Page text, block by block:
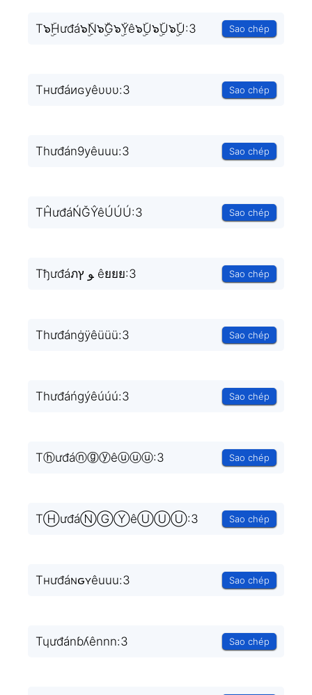
T๖ۣۜHưđá๖ۣۜN๖ۣۜG๖ۣۜYê๖ۣۜU๖ۣۜU๖ۣۜU:3 Sao chép
Tнưđáиɢуêυυυ:3 Sao chép
Thưđán9yêuuu:3 Sao chép
TĤưđáŃĞŶêÚÚÚ:3 Sao chép
Tђưđáภﻮ ץ êยยย:3 Sao chép
Thưđánġÿêüüü:3 Sao chép
Thưđáńgýêúúú:3 Sao chép
Tⓗưđáⓝⓖⓨêⓤⓤⓤ:3 Sao chép
TⒽưđáⓃⒼⓎêⓊⓊⓊ:3 Sao chép
Tнưđáɴԍʏêuuu:3 Sao chép
Tɥưđánɓʎênnn:3 Sao chép